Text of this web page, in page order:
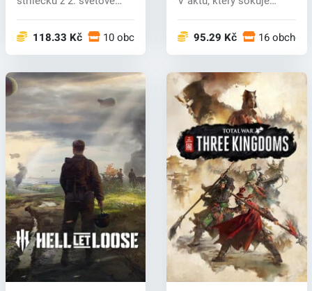
118.33 Kč 10 obchodech 95.29 Kč 16